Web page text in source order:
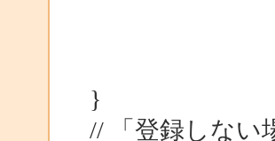
}
// 「登録しない